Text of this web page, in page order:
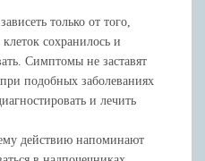
только от того,
сохранилось и
Симптомы не заставят
подобных заболеваниях
и лечить
действию напоминают